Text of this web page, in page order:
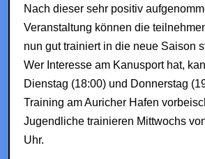
Nach dieser sehr positiv
Veranstaltung können die
nun gut trainiert in die neue Saison
Wer Interesse am Kanusport hat,
Dienstag (18:00) und Donnerstag
Training am Auricher Hafen
Jugendliche trainieren Mittwochs
Uhr.